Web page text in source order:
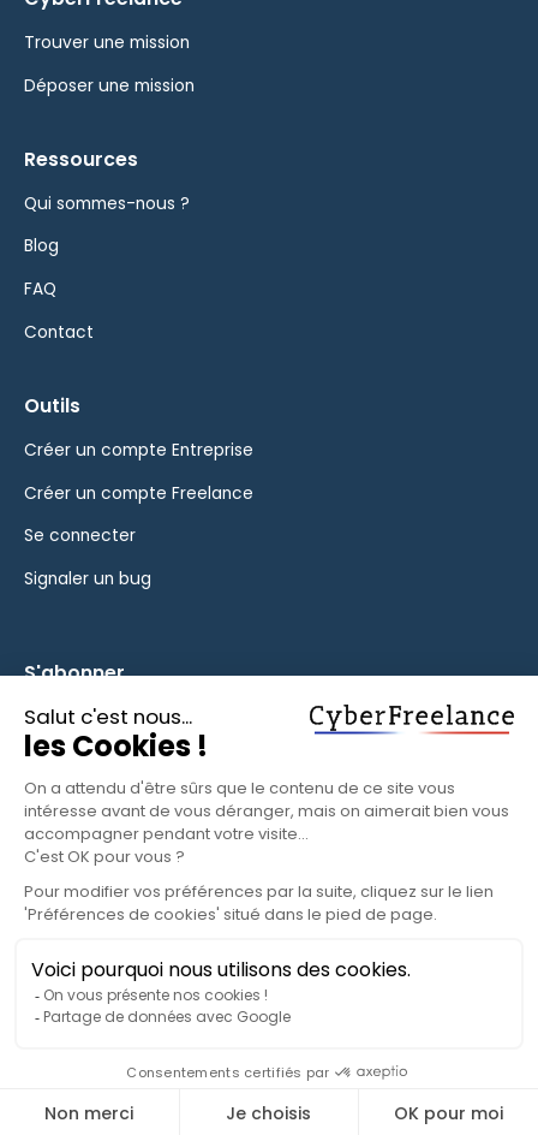
Trouver une mission
Déposer une mission
Ressources
Qui sommes-nous ?
Blog
FAQ
Contact
Outils
Créer un compte Entreprise
Créer un compte Freelance
Se connecter
Signaler un bug
S'abonner
Inscrivez-vous à notre newsletter pour rester informé des
fonctionnalités et des nouveautés.
S'ABONNER
© 2025 CyberFreelance. Tous droits réservés.
Politique de confidentialité
Conditions d'utilisation